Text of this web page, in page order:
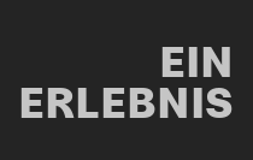
EIN
ERLEBNIS